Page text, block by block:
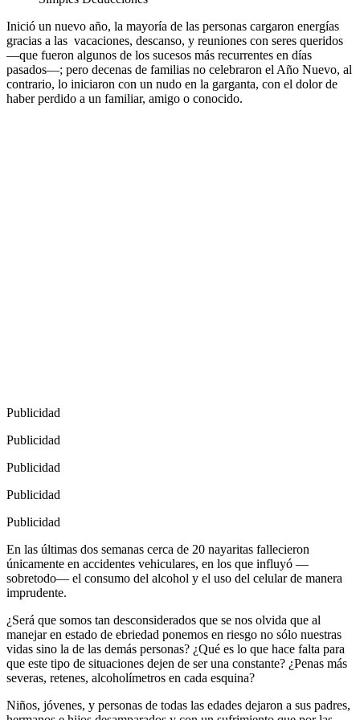
Inició un nuevo año, la mayoría de las personas cargaron energías
gracias a las vacaciones, descanso, y reuniones con seres queridos
—que fueron algunos de los sucesos más recurrentes en días
pasados—; pero decenas de familias no celebraron el Año Nuevo, al
contrario, lo iniciaron con un nudo en la garganta, con el dolor de
haber perdido a un familiar, amigo o conocido.
Publicidad
Publicidad
Publicidad
Publicidad
Publicidad
En las últimas dos semanas cerca de 20 nayaritas fallecieron
únicamente en accidentes vehiculares, en los que influyó —
sobretodo— el consumo del alcohol y el uso del celular de manera
imprudente.
¿Será que somos tan desconsiderados que se nos olvida que al
manejar en estado de ebriedad ponemos en riesgo no sólo nuestras
vidas sino la de las demás personas? ¿Qué es lo que hace falta para
que este tipo de situaciones dejen de ser una constante? ¿Penas más
severas, retenes, alcoholímetros en cada esquina?
Niños, jóvenes, y personas de todas las edades dejaron a sus padres,